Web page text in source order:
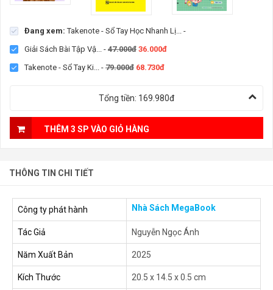
Đang xem: Takenote - Sổ Tay Học Nhanh Lị... -
Giải Sách Bài Tập Vậ... - 47.000đ 36.000đ
Takenote - Sổ Tay Ki... - 79.000đ 68.730đ
Tổng tiền: 169.980đ
THÊM 3 SP VÀO GIỎ HÀNG
THÔNG TIN CHI TIẾT
Công ty phát hành Nhà Sách MegaBook
Tác Giả Nguyễn Ngọc Ánh
Năm Xuất Bản 2025
Kích Thước 20.5 x 14.5 x 0.5 cm